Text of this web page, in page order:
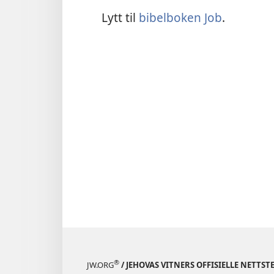
Lytt til bibelboken Job.
JW.ORG® / JEHOVAS VITNERS OFFISIELLE